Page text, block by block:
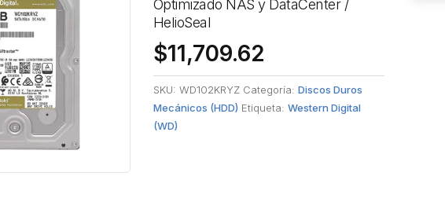
Optimizado NAS y DataCenter /
HelioSeal
$11,709.62
SKU: WD102KRYZ Categoría: Discos Duros
Mecánicos (HDD) Etiqueta: Western Digital
(WD)